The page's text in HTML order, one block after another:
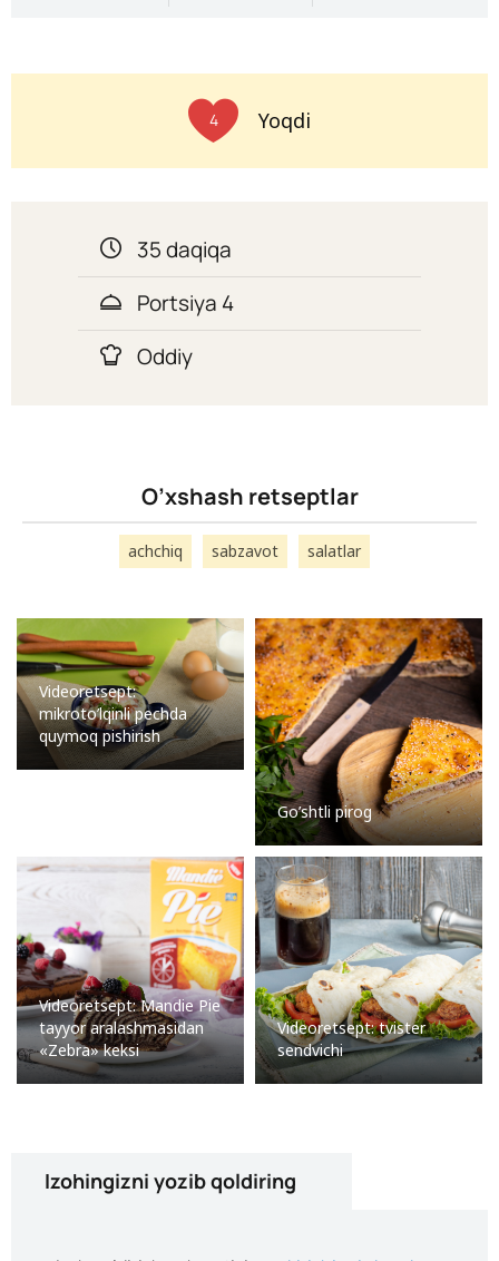
4 Yoqdi
35 daqiqa
Portsiya 4
Oddiy
O’xshash retseptlar
achchiq sabzavot salatlar
Videoretsept:
mikroto’lqinli pechda
quymoq pishirish
Go’shtli pirog
Videoretsept: Mandie Pie
tayyor aralashmasidan
«Zebra» keksi
Videoretsept: tvister
sendvichi
Izohingizni yozib qoldiring